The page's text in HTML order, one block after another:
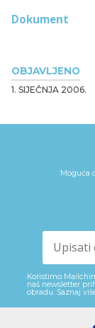
OBJAVLJENO
1. SIJEČNJA 2006.
Dokument
Moguća
Koristimo
naš newsletter
obradu. Saznaj